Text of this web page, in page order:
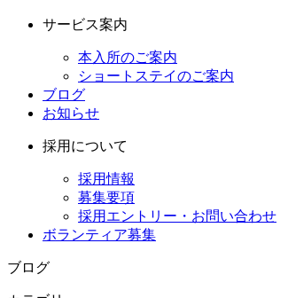
サービス案内
本入所のご案内
ショートステイのご案内
ブログ
お知らせ
採用について
採用情報
募集要項
採用エントリー・お問い合わせ
ボランティア募集
ブログ